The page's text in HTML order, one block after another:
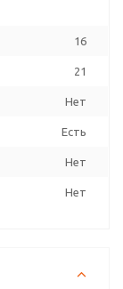
16
21
Нет
Есть
Нет
Нет